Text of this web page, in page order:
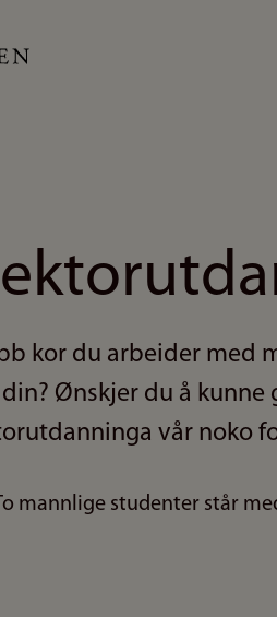
kor du arbeider med
Ønskjer du å
vår noko